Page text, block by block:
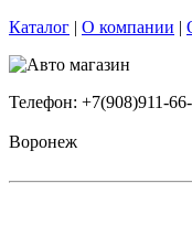
Каталог | О компании |
Телефон: +7(908)911-
Воронеж